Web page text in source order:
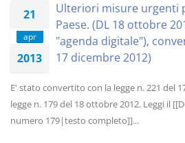
21
apr
2013
Ulteriori misure urgenti
Paese. (DL 18 ottobre
"agenda digitale"),
17 dicembre 2012)
E' stato convertito con la legge n. 221 del
legge n. 179 del 18 ottobre 2012. Leggi il
numero 179|testo completo]]...